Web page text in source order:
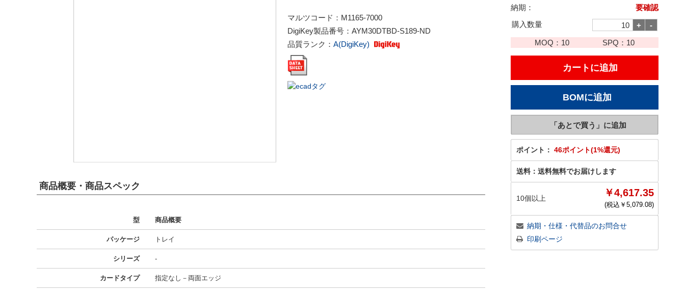
マルツコード： M1165-7000
DigiKey製品番号： AYM30DTBD-S189-ND
品質ランク： A(DigiKey)
納期：
要確認
購入数量
MOQ： 10 SPQ： 10
ポイント： 46ポイント(1%還元)
送料： 送料無料でお届けします
10個以上 ￥4,617.35
(税込￥ 5,079.08)
納期・仕様・代替品のお問合せ
印刷ページ
商品概要・商品スペック
型 商品概要
パッケージ トレイ
シリーズ -
カードタイプ 指定なし－両面エッジ